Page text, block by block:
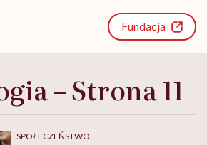
Fundacja
– Strona 11
SPOŁECZEŃSTWO